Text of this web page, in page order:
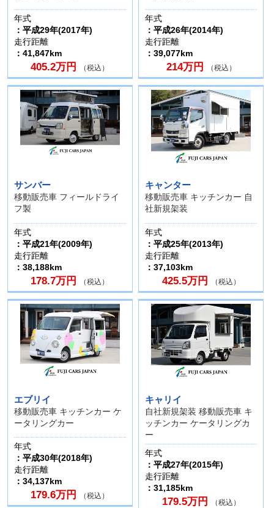
年式
：平成29年(2017年)
走行距離
：41,847km
405.2万円 （税込）
年式
：平成26年(2014年)
走行距離
：39,077km
214万円 （税込）
サンバー
移動販売車 フィールドライ
フ製
年式
：平成21年(2009年)
走行距離
：38,188km
178.7万円 （税込）
キャンター
移動販売車 キッチンカー 自
社新規架装
年式
：平成25年(2013年)
走行距離
：37,103km
425.5万円 （税込）
エブリイ
移動販売車 キッチンカー ケ
ータリングカー
年式
：平成30年(2018年)
走行距離
：34,137km
179.6万円 （税込）
キャリイ
自社新規架装 移動販売車 キ
ッチンカー ケータリングカ
ー
年式
：平成27年(2015年)
走行距離
：31,185km
179.5万円 （税込）